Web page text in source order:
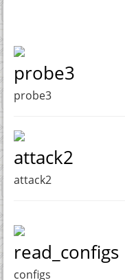
probe3
probe3
attack2
attack2
read_configs
configs